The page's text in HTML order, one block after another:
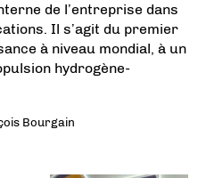
de l’entreprise dans
Il s’agit du premier
à niveau mondial, à un
hydrogène-
Bourgain